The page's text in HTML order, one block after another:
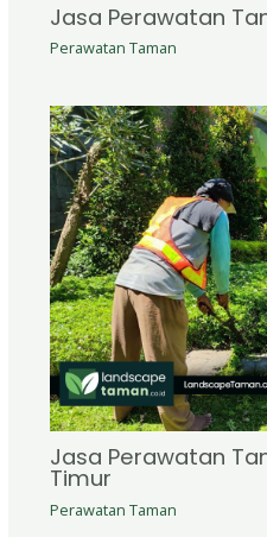
Jasa Perawatan
Perawatan Taman
Jasa Perawatan
Timur
Perawatan Taman